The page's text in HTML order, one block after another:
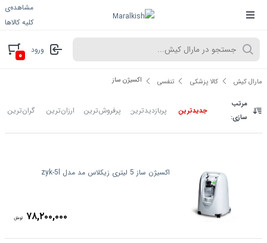
مشاهده‌ی
کلیه کالاها
ورود ۰
مارال کیش کالا پزشکی تنفسی اکسیژن ساز
مرتب
سازی:
جدیدترین پربازدیدترین پرفروش‌ترین ارزان‌ترین گران‌ترین
اکسیژن ساز 5 لیتری زیکلاس مد مدل zyk-5l
۷۸,۲۰۰,۰۰۰ تومان